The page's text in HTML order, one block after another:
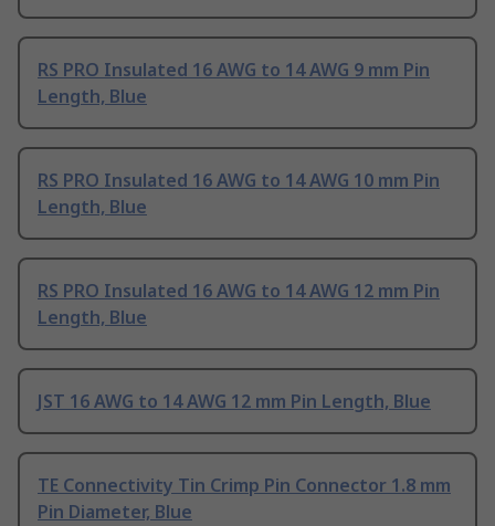
RS PRO Insulated 16 AWG to 14 AWG 9 mm Pin
Length, Blue
RS PRO Insulated 16 AWG to 14 AWG 10 mm Pin
Length, Blue
RS PRO Insulated 16 AWG to 14 AWG 12 mm Pin
Length, Blue
JST 16 AWG to 14 AWG 12 mm Pin Length, Blue
TE Connectivity Tin Crimp Pin Connector 1.8 mm
Pin Diameter, Blue